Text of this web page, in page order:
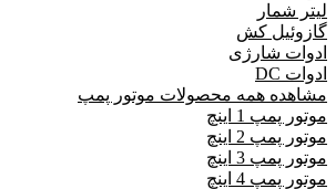
لیتر شمار
گازوئیل کش
ادوات شارژی
ادوات DC
مشاهده همه محصولات موتور پمپ
موتور پمپ 1 اینچ
موتور پمپ 2 اینچ
موتور پمپ 3 اینچ
موتور پمپ 4 اینچ